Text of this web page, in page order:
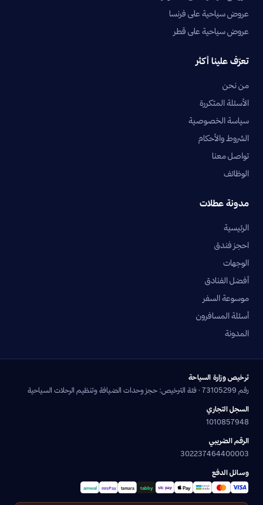
عروض سياحية على فرنسا
عروض سياحية على قطر
تعرّف علينا أكثر
من نحن
الأسئلة المتكررة
سياسة الخصوصية
الشروط والأحكام
تواصل معنا
الوظائف
مدونة عطلات
الرئيسية
احجز فندق
الوجهات
أفضل الفنادق
موسوعة السفر
أسئلة المسافرون
المدونة
ترخيص وزارة السياحة
رقم 73105299 · فئة الترخيص: حجز وحدات الضيافة وتنظيم الرحلات السياحية
السجل التجاري
1010857948
الرقم الضريبي
302237464400003
وسائل الدفع